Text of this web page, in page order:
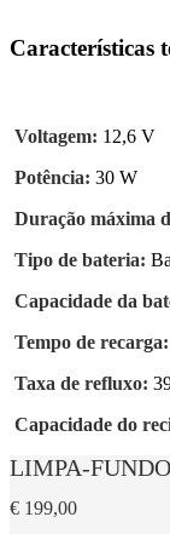
Características
Voltagem: 12,6 V
Potência: 30 W
Duração máxima
Tipo de bateria:
Capacidade da
Tempo de recarga:
Taxa de refluxo:
Capacidade do
LIMPA-
€ 199,00